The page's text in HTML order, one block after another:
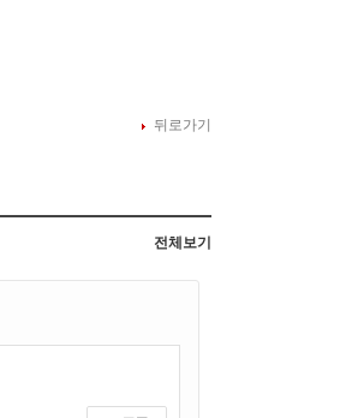
뒤로가기
전체보기